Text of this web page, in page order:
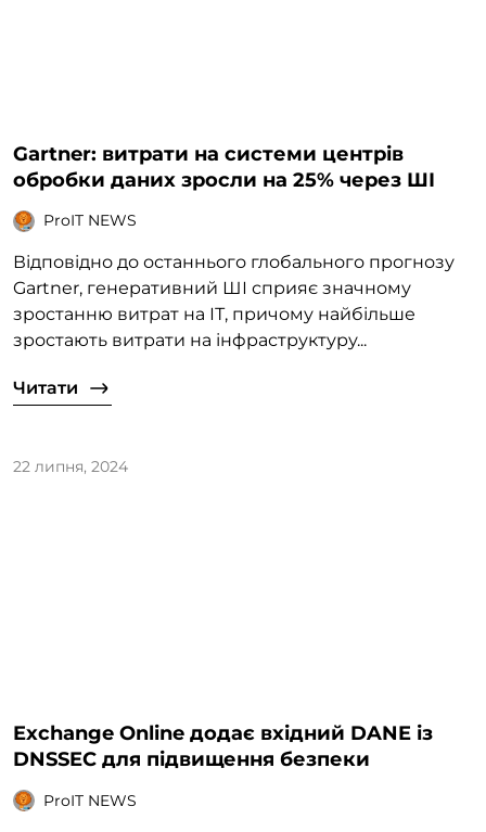
Gartner: витрати на системи центрів
обробки даних зросли на 25% через ШІ
ProIT NEWS
Відповідно до останнього глобального прогнозу
Gartner, генеративний ШІ сприяє значному
зростанню витрат на ІТ, причому найбільше
зростають витрати на інфраструктуру...
Читати
22 липня, 2024
Exchange Online додає вхідний DANE із
DNSSEC для підвищення безпеки
ProIT NEWS